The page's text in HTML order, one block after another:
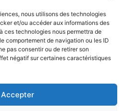
nous utilisons des technologies
et/ou accéder aux informations des
ces technologies nous permettra de
comportement de navigation ou les ID
pas consentir ou de retirer son
négatif sur certaines caractéristiques
Accepter
Contrepoints